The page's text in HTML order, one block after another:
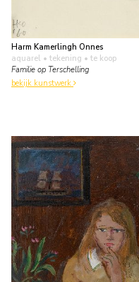
Harm Kamerlingh Onnes
aquarel • tekening • te koop
Familie op Terschelling
bekijk kunstwerk